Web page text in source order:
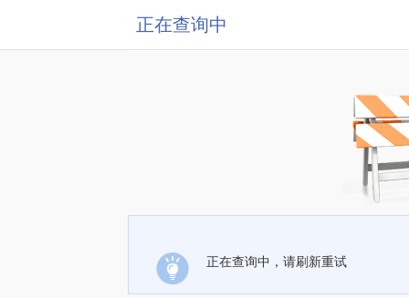
正在查询中
正在查询中，请刷新重试